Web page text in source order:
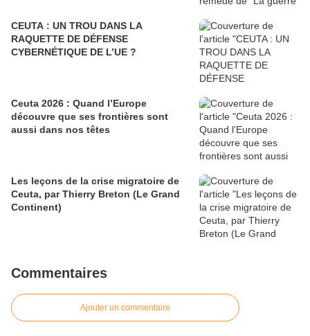
CEUTA : UN TROU DANS LA
RAQUETTE DE DÉFENSE
CYBERNÉTIQUE DE L’UE ?
Ceuta 2026 : Quand l’Europe
découvre que ses frontières sont
aussi dans nos têtes
Les leçons de la crise migratoire de
Ceuta, par Thierry Breton (Le Grand
Continent)
Commentaires
Ajouter un commentaire